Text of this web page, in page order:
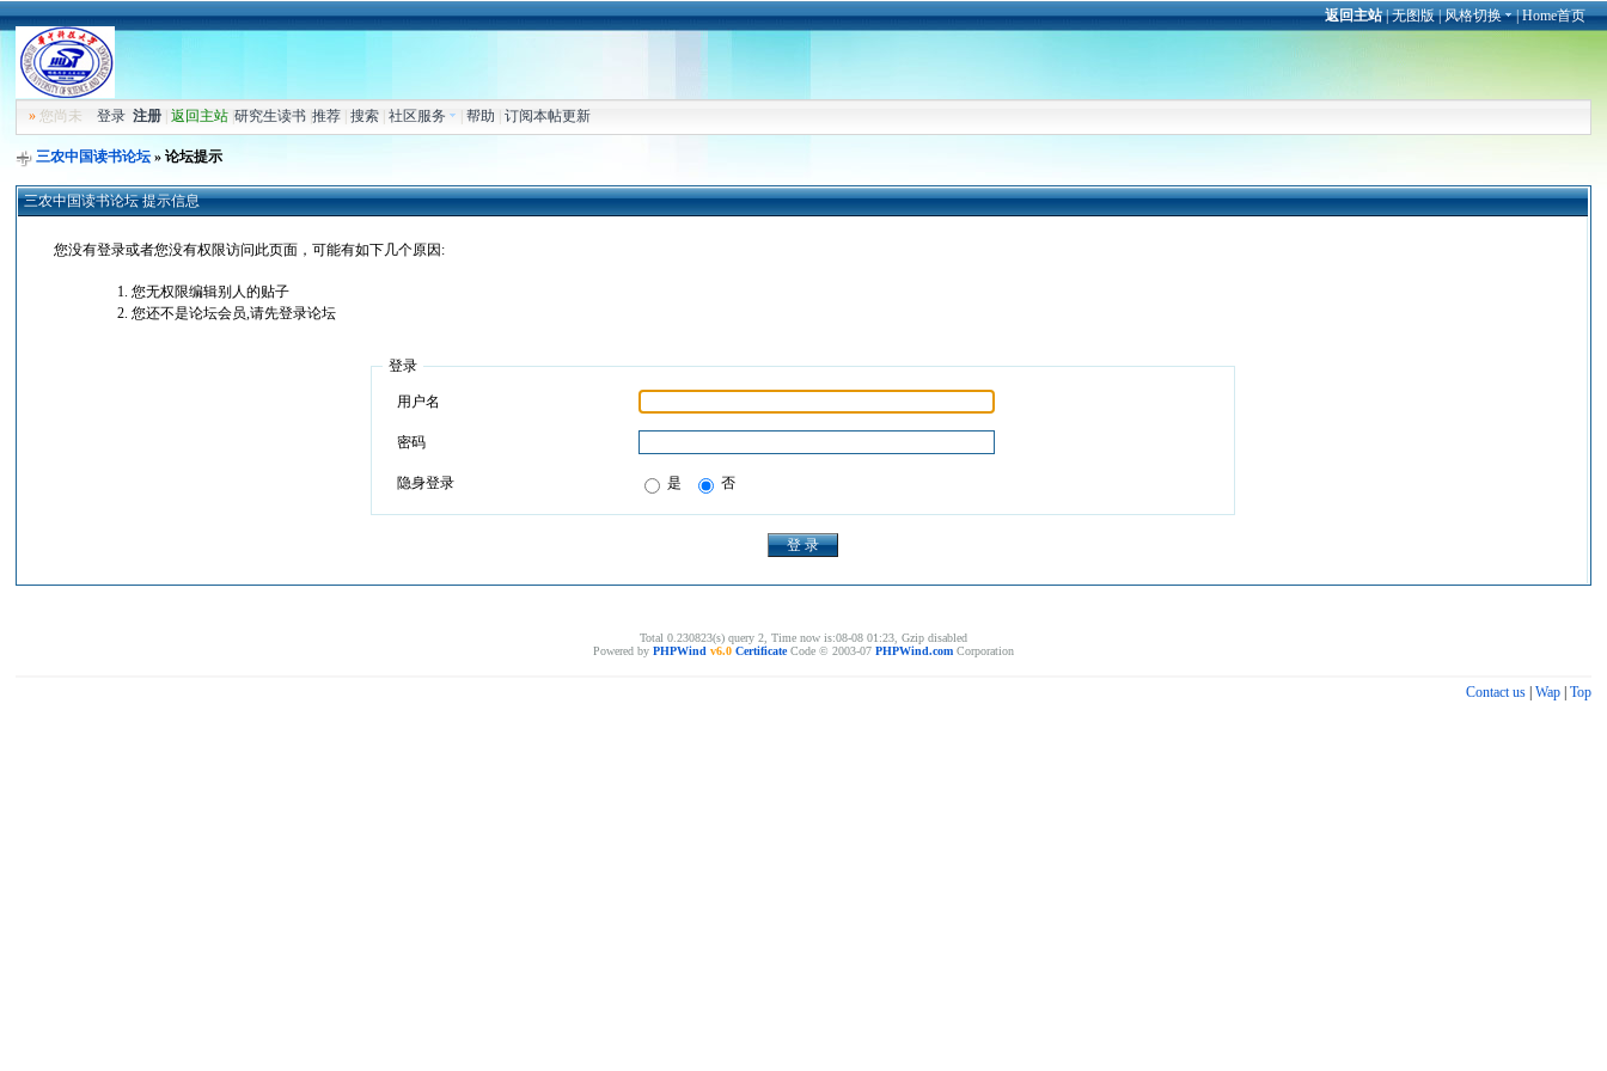
返回主站|无图版|风格切换 |Home首页
» 您尚未登录 注册 |返回主站 |研究生读书 |推荐 |搜索 |社区服务 |帮助 |订阅本帖更新
三农中国读书论坛» 论坛提示
三农中国读书论坛 提示信息
您没有登录或者您没有权限访问此页面，可能有如下几个原因:
您无权限编辑别人的贴子
您还不是论坛会员,请先登录论坛
登录
用户名
密码
隐身登录 是 否
Total 0.230823(s) query 2, Time now is:08-08 01:23, Gzip disabled
Powered by PHPWind v6.0 CertificateCode © 2003-07 PHPWind.com Corporation
Contact us| Wap| Top